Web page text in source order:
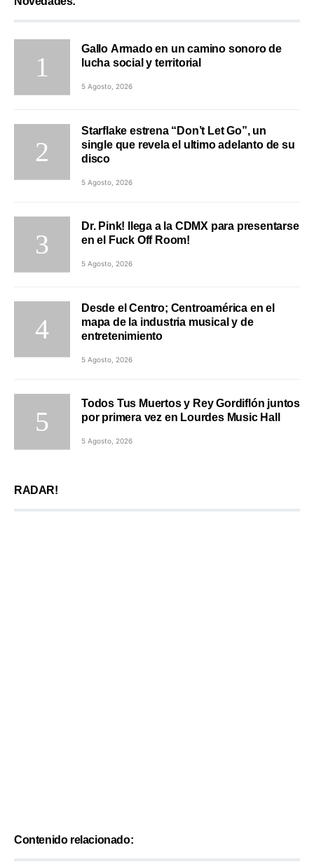
Gallo Armado en un camino sonoro de
lucha social y territorial
5 Agosto, 2026
Starflake estrena “Don’t Let Go”, un
single que revela el ultimo adelanto de su
disco
5 Agosto, 2026
Dr. Pink! llega a la CDMX para presentarse
en el Fuck Off Room!
5 Agosto, 2026
Desde el Centro; Centroamérica en el
mapa de la industria musical y de
entretenimiento
5 Agosto, 2026
Todos Tus Muertos y Rey Gordiflón juntos
por primera vez en Lourdes Music Hall
5 Agosto, 2026
RADAR!
Contenido relacionado: